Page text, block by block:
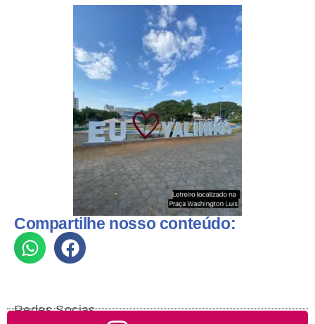
Compartilhe nosso conteúdo:
Redes Socias